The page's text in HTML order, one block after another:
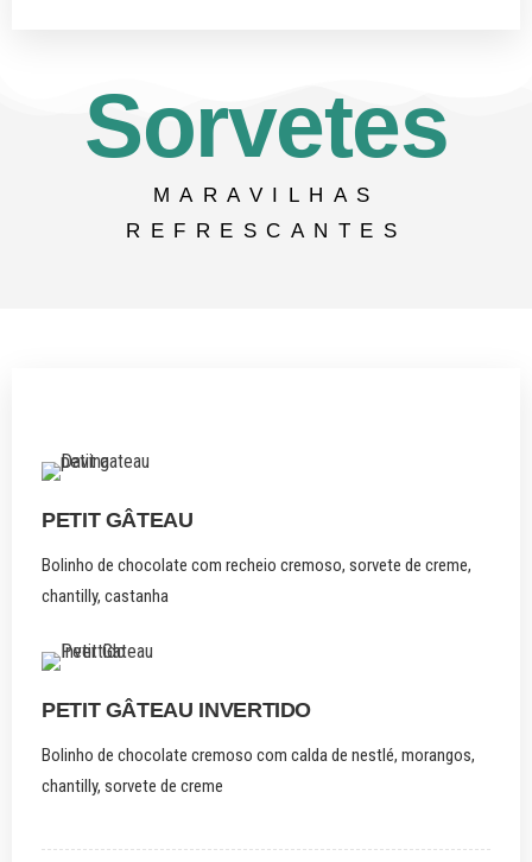
Sorvetes
MARAVILHAS
REFRESCANTES
PETIT GÂTEAU
Bolinho de chocolate com recheio cremoso, sorvete de creme,
chantilly, castanha
PETIT GÂTEAU INVERTIDO
Bolinho de chocolate cremoso com calda de nestlé, morangos,
chantilly, sorvete de creme